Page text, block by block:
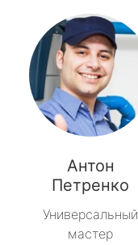
Антон
Петренко
Универсальный
мастер